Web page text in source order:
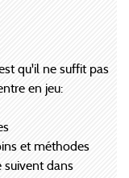
qu'il ne suffit pas
en jeu:
et méthodes
suivent dans